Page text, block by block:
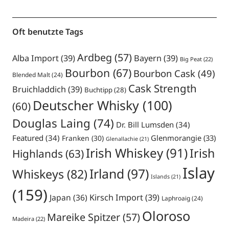
Oft benutzte Tags
Alba Import(39)Ardbeg (57) Bayern (39) Big Peat(22)
Blended Malt(24) Bourbon (67) Bourbon Cask (49)
Bruichladdich (39) Buchtipp(28) Cask Strength
(60) Deutscher Whisky(100)
Douglas Laing (74) Dr. Bill Lumsden (34)
Featured (34) Franken (30) Glenallachie(21) Glenmorangie(33)
Highlands (63)Irish Whiskey(91)Irish
Whiskeys (82)Irland (97) Islands(21) Islay
(159) Japan (36) Kirsch Import(39) Laphroaig(24)
Madeira(22) Mareike Spitzer(57)Oloroso